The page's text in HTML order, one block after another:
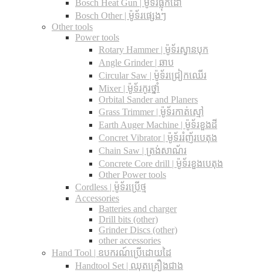
Bosch Heat Gun | ម៉ូទ័រផ្លុំកំដៅ
Bosch Other | ម៉ូទ័រផ្សេងៗ
Other tools
Power tools
Rotary Hammer | ម៉ូទ័រស្វានបុក
Angle Grinder | ឆាប
Circular Saw​ | ម៉ូទ័រជ្រៀកឈើរ
Mixer | ម៉ូទ័រកូរថ្នាំ
Orbital Sander and Planers
Grass Trimmer | ម៉ូទ័រកាត់ស្មៅ
Earth Auger Machine | ម៉ូទ័រខួងដី
Concret Vibrator | ម៉ូទ័ររំញ័របេតុង
Chain Saw | ត្រង់សាណ័រ
Concrete Core drill | ម៉ូទ័រខួងបេតុង
Other Power tools
Cordless​ | ម៉ូទ័រប្រើថ្ម
Accessories
Batteries and charger
Drill bits (other)
Grinder Discs (other)
other accessories
Hand Tool | ឧបករណ៍ប្រើដោយដៃ
Handtool Set | ឈុតគ្រឿងជាង